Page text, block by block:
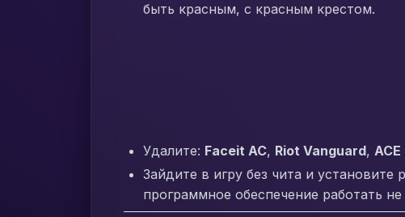
быть красным, с красным крестом.
Удалите: Faceit AC, Riot Vanguard,
Зайдите в игру без чита и
программное обеспечение работать не